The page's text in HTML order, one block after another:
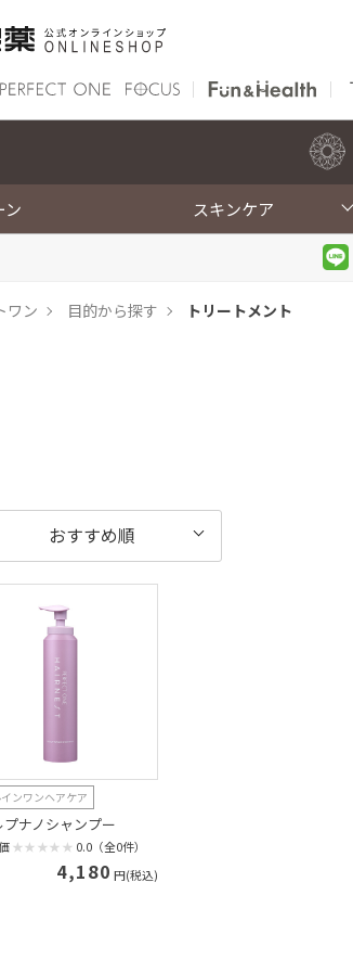
ン スキンケア
ワン 目的から探す トリートメント
ンワンヘアケア
プナノシャンプー
0.0（全0件）
4,180 円(税込)